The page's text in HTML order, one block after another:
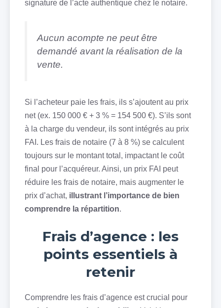
signature de l’acte authentique chez le notaire.
Aucun acompte ne peut être
demandé avant la réalisation de la
vente.
Si l’acheteur paie les frais, ils s’ajoutent au prix
net (ex. 150 000 € + 3 % = 154 500 €). S’ils sont
à la charge du vendeur, ils sont intégrés au prix
FAI. Les frais de notaire (7 à 8 %) se calculent
toujours sur le montant total, impactant le coût
final pour l’acquéreur. Ainsi, un prix FAI peut
réduire les frais de notaire, mais augmenter le
prix d’achat, illustrant l’importance de bien
comprendre la répartition.
Frais d’agence : les
points essentiels à
retenir
Comprendre les frais d’agence est crucial pour